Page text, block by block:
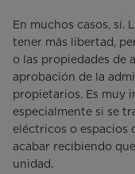
En muchos casos, sí.
tener más libertad,
o las propiedades de
aprobación de la
propietarios. Es muy
especialmente si se
eléctricos o espacios
acabar recibiendo
unidad.